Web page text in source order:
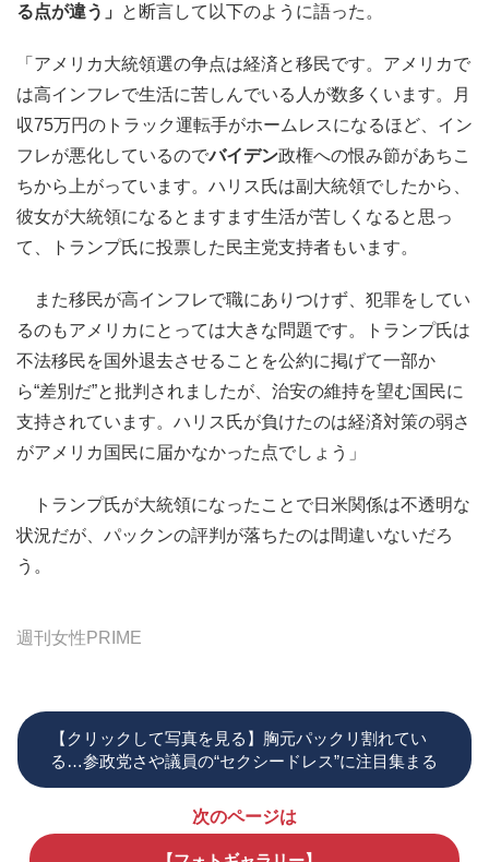
る点が違う」
と断言して以下のように語った。
「アメリカ大統領選の争点は経済と移民です。アメリカで
は高インフレで生活に苦しんでいる人が数多くいます。月
収75万円のトラック運転手がホームレスになるほど、イン
フレが悪化しているのでバイデン政権への恨み節があちこ
ちから上がっています。ハリス氏は副大統領でしたから、
彼女が大統領になるとますます生活が苦しくなると思っ
て、トランプ氏に投票した民主党支持者もいます。
また移民が高インフレで職にありつけず、犯罪をしてい
るのもアメリカにとっては大きな問題です。トランプ氏は
不法移民を国外退去させることを公約に掲げて一部か
ら“差別だ”と批判されましたが、治安の維持を望む国民に
支持されています。ハリス氏が負けたのは経済対策の弱さ
がアメリカ国民に届かなかった点でしょう」
トランプ氏が大統領になったことで日米関係は不透明な
状況だが、パックンの評判が落ちたのは間違いないだろ
う。
週刊女性PRIME
【クリックして写真を見る】胸元パックリ割れてい
る…参政党さや議員の“セクシードレス”に注目集まる
次のページは